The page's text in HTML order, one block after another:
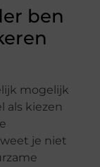
ben
mogelijk
als kiezen
je niet